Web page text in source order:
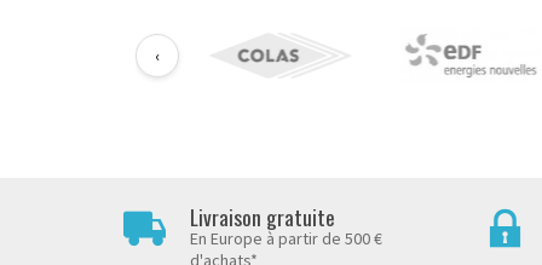
: standard américain équivalent,
Résistance de surface
: 10⁴ Ω < R < 10¹¹ Ω pour les
défense, médical, automobile). Pour des environnements
‹
Livraison gratuite
En Europe à partir de 500 €
d'achats*